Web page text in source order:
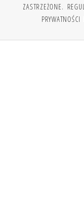
ZASTRZEŻONE.
PRYWATNOŚCI